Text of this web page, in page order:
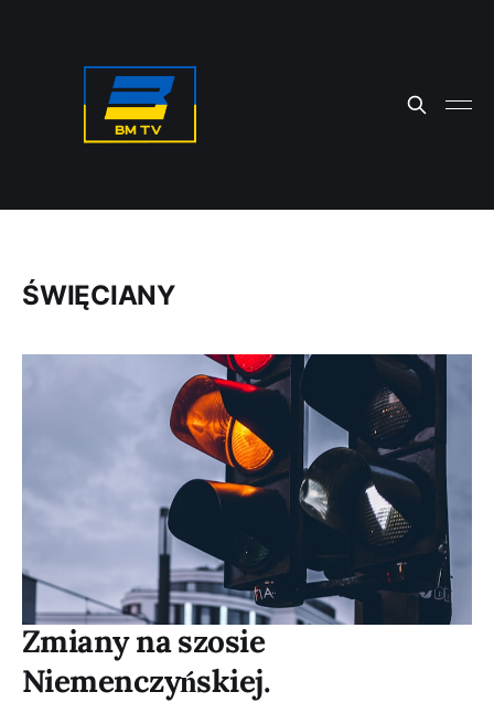
ŚWIĘCIANY
Zmiany na szosie
Niemenczyńskiej.